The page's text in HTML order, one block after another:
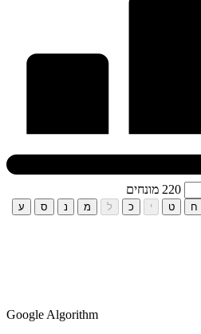
220 מונחים
ח ט י כ ל מ נ ס
ע
Google Algorithm